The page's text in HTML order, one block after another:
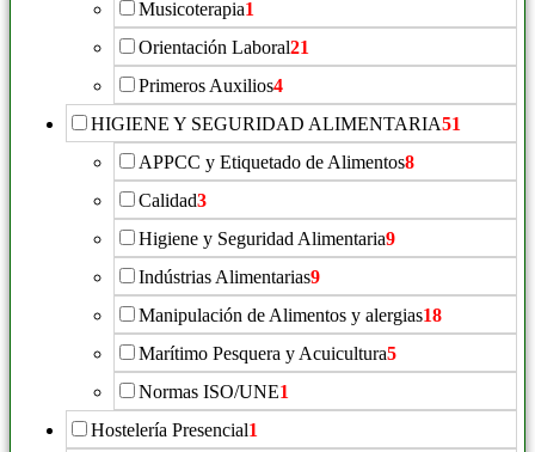
Musicoterapia1
Orientación Laboral21
Primeros Auxilios4
HIGIENE Y SEGURIDAD ALIMENTARIA51
APPCC y Etiquetado de Alimentos8
Calidad3
Higiene y Seguridad Alimentaria9
Indústrias Alimentarias9
Manipulación de Alimentos y alergias18
Marítimo Pesquera y Acuicultura5
Normas ISO/UNE1
Hostelería Presencial1